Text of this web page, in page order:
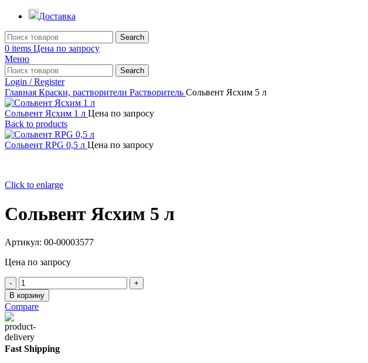
Доставка
Search
0 items Цена по запросу
Меню
Search
Login / Register
Главная Краски, растворители Растворитель Сольвент Ясхим 5 л
Сольвент Ясхим 1 л Цена по запросу
Back to products
Сольвент RPG 0,5 л Цена по запросу
Click to enlarge
Сольвент Ясхим 5 л
Артикул: 00-00003577
Цена по запросу
Количество
товара
Сольвент
Ясхим
5
л
В корзину
Compare
Fast Shipping